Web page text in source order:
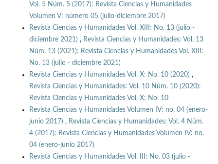
Vol. 5 Núm. 5 (2017): Revista Ciencias y Humanidades
Volumen V: número 05 (julio-diciembre 2017)
Revista Ciencias y Humanidades Vol. XIII: No. 13 (julio -
diciembre 2021) , Revista Ciencias y Humanidades: Vol. 13
Núm. 13 (2021): Revista Ciencias y Humanidades Vol. XIII:
No. 13 (julio - diciembre 2021)
Revista Ciencias y Humanidades Vol. X: No. 10 (2020) ,
Revista Ciencias y Humanidades: Vol. 10 Núm. 10 (2020):
Revista Ciencias y Humanidades Vol. X: No. 10
Revista Ciencias y Humanidades Volumen IV: no. 04 (enero-
junio 2017) , Revista Ciencias y Humanidades: Vol. 4 Núm.
4 (2017): Revista Ciencias y Humanidades Volumen IV: no.
04 (enero-junio 2017)
Revista Ciencias y Humanidades Vol. III: No. 03 (julio -